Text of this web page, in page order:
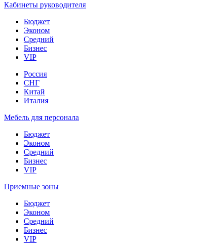
Кабинеты руководителя
Бюджет
Эконом
Средний
Бизнес
VIP
Россия
СНГ
Китай
Италия
Мебель для персонала
Бюджет
Эконом
Средний
Бизнес
VIP
Приемные зоны
Бюджет
Эконом
Средний
Бизнес
VIP